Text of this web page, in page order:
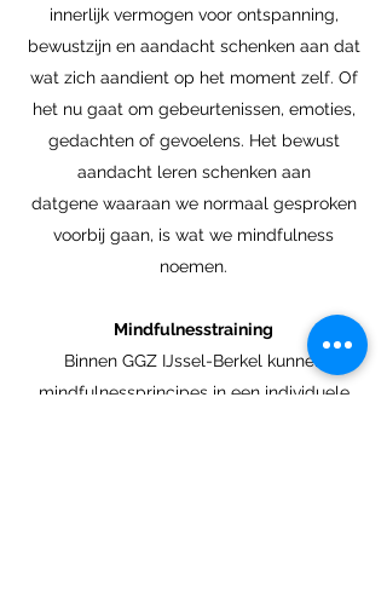
innerlijk vermogen voor ontspanning,
bewustzijn en aandacht schenken aan dat
wat zich aandient op het moment zelf. Of
het nu gaat om gebeurtenissen, emoties,
gedachten of gevoelens. Het bewust
aandacht leren schenken aan
datgene waaraan we normaal gesproken
voorbij gaan, is wat we mindfulness
noemen.
Mindfulnesstraining
Binnen GGZ IJssel-Berkel kunnen
mindfulnessprincipes in een individuele